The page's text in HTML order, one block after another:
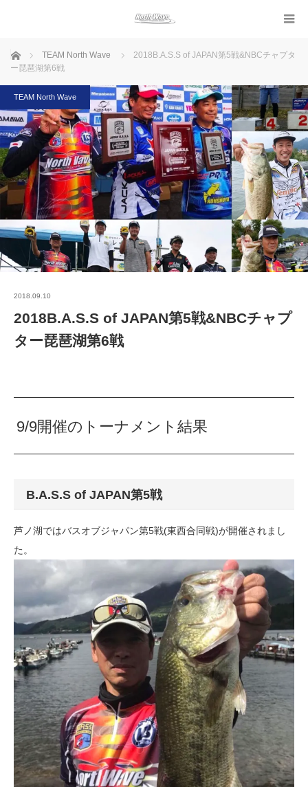
ホーム TEAM North Wave
2018B.A.S.S of JAPAN第5戦&NBCチャプタ
ー琵琶湖第6戦
TEAM North Wave
2018.09.10
2018B.A.S.S of JAPAN第5戦&NBCチャプ
ター琵琶湖第6戦
9/9開催のトーナメント結果
B.A.S.S of JAPAN第5戦
芦ノ湖ではバスオブジャパン第5戦(東西合同戦)が開催されまし
た。